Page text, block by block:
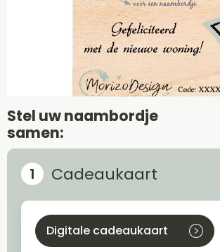
Stel uw naambordje
samen:
Cadeaukaart
Digitale cadeaukaart